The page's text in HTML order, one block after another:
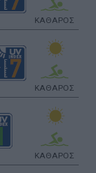
ΚΑΘΑΡΟΣ
ΚΑΘΑΡΟΣ
ΚΑΘΑΡΟΣ